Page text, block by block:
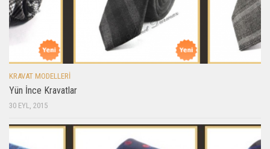
KRAVAT MODELLERI
Yün İnce Kravatlar
30 EYL, 2015